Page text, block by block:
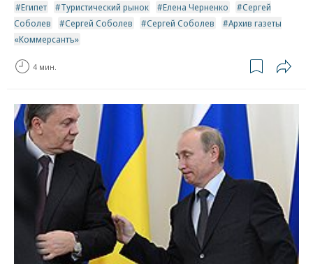
Египет
Туристический рынок Елена Черненко
Сергей
Соболев
Сергей Соболев Сергей Соболев
Архив газеты
«Коммерсантъ»
4 мин.